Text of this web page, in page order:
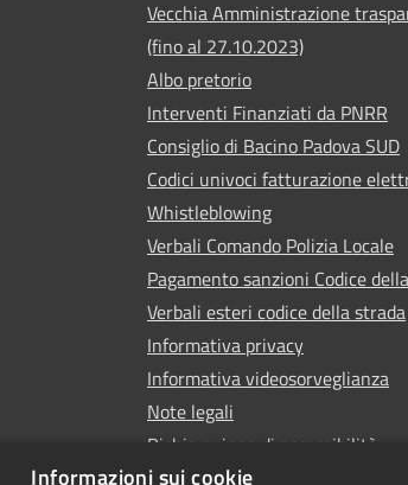
Vecchia Amministrazione
(fino al 27.10.2023)
Albo pretorio
Interventi Finanziati da PNRR
Consiglio di Bacino Padova SUD
Codici univoci fatturazione
Whistleblowing
Verbali Comando Polizia Locale
Pagamento sanzioni Codice
Verbali esteri codice della strada
Informativa privacy
Informativa videosorveglianza
Note legali
Dichiarazione di accessibilità
Obiettivi di accessibilità
Informazioni sui cookie